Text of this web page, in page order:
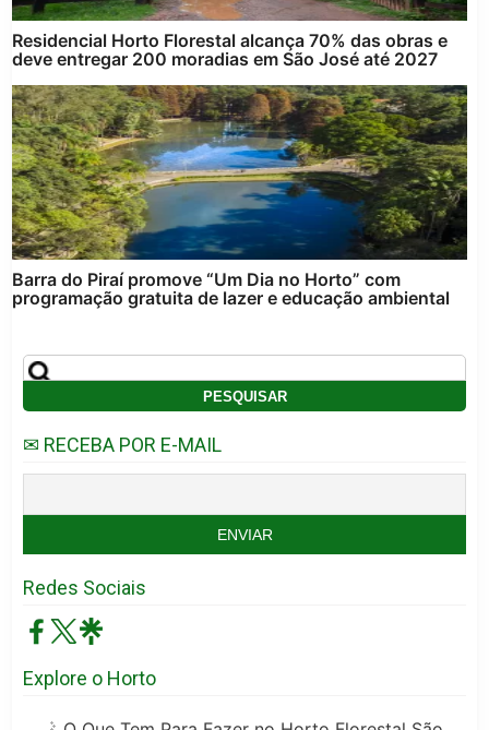
Residencial Horto Florestal alcança 70% das obras e
deve entregar 200 moradias em São José até 2027
Barra do Piraí promove “Um Dia no Horto” com
programação gratuita de lazer e educação ambiental
✉ RECEBA POR E-MAIL
Redes Sociais
Explore o Horto